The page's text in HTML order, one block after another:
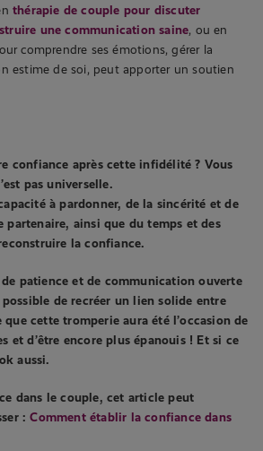
thérapie de couple pour discuter
une communication saine, ou en
comprendre ses émotions, gérer la
estime de soi, peut apporter un soutien
confiance après cette infidélité ? Vous
pas universelle.
à pardonner, de la sincérité et de
partenaire, ainsi que du temps et des
la confiance.
patience et de communication ouverte
de recréer un lien solide entre
cette tromperie aura été l’occasion de
et d’être encore plus épanouis ! Et si ce
aussi.
dans le couple, cet article peut
:Comment établir la confiance dans